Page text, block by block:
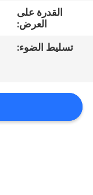
أخبار
الموقع
القدرة على
العرض:
تسليط الضوء: